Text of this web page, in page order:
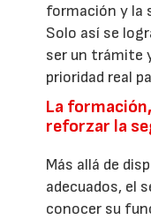
formación y la
Solo así se
ser un trámite
prioridad real
La
reforzar la
Más allá de
adecuados, el
conocer su